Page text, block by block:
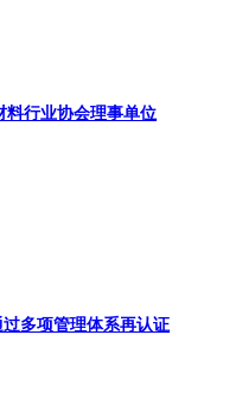
料行业协会理事单位
多项管理体系再认证